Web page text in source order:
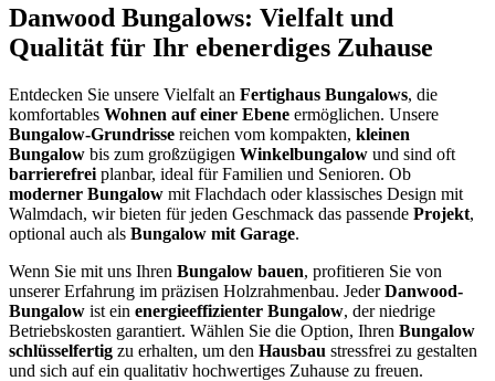
Danwood Bungalows: Vielfalt und
Qualität für Ihr ebenerdiges Zuhause
Entdecken Sie unsere Vielfalt an Fertighaus Bungalows, die
komfortables Wohnen auf einer Ebene ermöglichen. Unsere
Bungalow-Grundrisse reichen vom kompakten, kleinen
Bungalow bis zum großzügigen Winkelbungalow und sind oft
barrierefrei planbar, ideal für Familien und Senioren. Ob
moderner Bungalow mit Flachdach oder klassisches Design mit
Walmdach, wir bieten für jeden Geschmack das passende Projekt,
optional auch als Bungalow mit Garage.
Wenn Sie mit uns Ihren Bungalow bauen, profitieren Sie von
unserer Erfahrung im präzisen Holzrahmenbau. JederDanwood-
Bungalow ist ein energieeffizienter Bungalow, der niedrige
Betriebskosten garantiert. Wählen Sie die Option, Ihren Bungalow
schlüsselfertig zu erhalten, um den Hausbau stressfrei zu gestalten
und sich auf ein qualitativ hochwertiges Zuhause zu freuen.